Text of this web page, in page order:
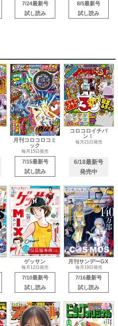
7/24最新号
試し読み
8/5最新号
試し読み
月刊コロコロコミ
ック
毎月15日発売
7/15最新号
試し読み
コロコロイチバ
ン！
毎月21日発売
6/18最新号
発売中
ゲッサン
毎月12日発売
7/10最新号
試し読み
月刊サンデーGX
毎月19日発売
7/16最新号
試し読み